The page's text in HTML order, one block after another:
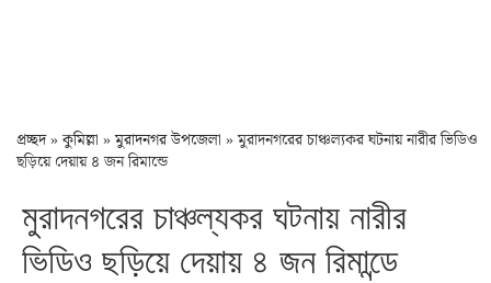
প্রচ্ছদ»কুমিল্লা »মুরাদনগর উপজেলা »মুরাদনগরের চাঞ্চল্যকর ঘটনায় নারীর ভিডিও
ছড়িয়ে দেয়ায় ৪ জন রিমান্ডে
মুরাদনগরের চাঞ্চল্যকর ঘটনায় নারীর
ভিডিও ছড়িয়ে দেয়ায় ৪ জন রিমান্ডে